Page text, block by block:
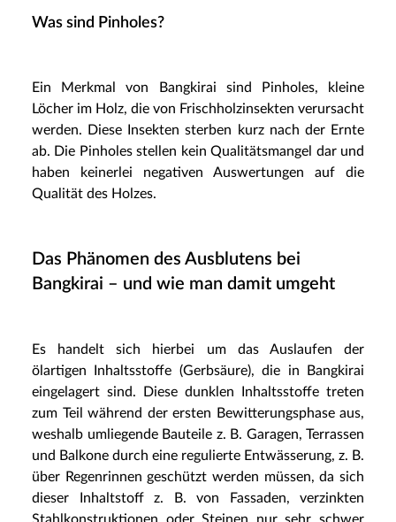
Was sind Pinholes?
Ein Merkmal von Bangkirai sind Pinholes, kleine
Löcher im Holz, die von Frischholzinsekten verursacht
werden. Diese Insekten sterben kurz nach der Ernte
ab. Die Pinholes stellen kein Qualitätsmangel dar und
haben keinerlei negativen Auswertungen auf die
Qualität des Holzes.
Das Phänomen des Ausblutens bei
Bangkirai – und wie man damit umgeht
Es handelt sich hierbei um das Auslaufen der
ölartigen Inhaltsstoffe (Gerbsäure), die in Bangkirai
eingelagert sind. Diese dunklen Inhaltsstoffe treten
zum Teil während der ersten Bewitterungsphase aus,
weshalb umliegende Bauteile z. B. Garagen, Terrassen
und Balkone durch eine regulierte Entwässerung, z. B.
über Regenrinnen geschützt werden müssen, da sich
dieser Inhaltstoff z. B. von Fassaden, verzinkten